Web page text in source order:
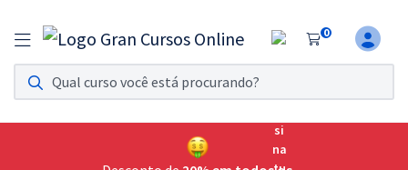
0
Assinatura Ilimitada 11
Acesso a todos os cursos. Teste grátis por 7 dias!
Assinatura OAB Até Passar
Acesso ilimitado a toda preparação para o Exame da